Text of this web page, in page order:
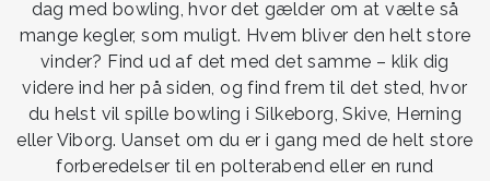
dag med bowling, hvor det gælder om at vælte så
mange kegler, som muligt. Hvem bliver den helt store
vinder? Find ud af det med det samme – klik dig
videre ind her på siden, og find frem til det sted, hvor
du helst vil spille bowling i Silkeborg, Skive, Herning
eller Viborg. Uanset om du er i gang med de helt store
forberedelser til en polterabend eller en rund